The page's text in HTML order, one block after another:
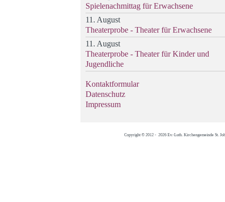
Spielenachmittag für Erwachsene
11. August
Theaterprobe - Theater für Erwachsene
11. August
Theaterprobe - Theater für Kinder und
Jugendliche
Kontaktformular
Datenschutz
Impressum
Copyright © 2012 - 2026 Ev.-Luth. Kirchengemeinde St.